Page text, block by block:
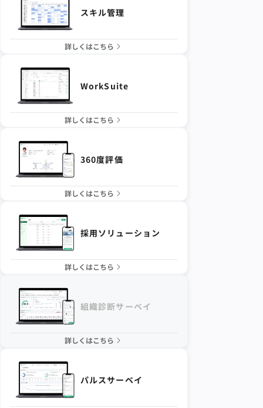
スキル管理
詳しくはこちら
WorkSuite
詳しくはこちら
360度評価
詳しくはこちら
採用ソリューション
詳しくはこちら
組織診断サーベイ
詳しくはこちら
パルスサーベイ